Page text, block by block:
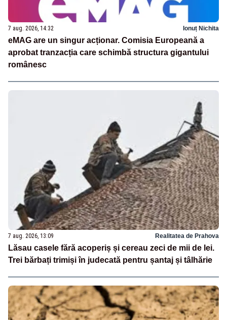
7 aug. 2026, 14:32 Ionuț Nichita
eMAG are un singur acționar. Comisia Europeană a
aprobat tranzacția care schimbă structura gigantului
românesc
7 aug. 2026, 13:09 Realitatea de Prahova
Lăsau casele fără acoperiș și cereau zeci de mii de lei.
Trei bărbați trimiși în judecată pentru șantaj și tâlhărie